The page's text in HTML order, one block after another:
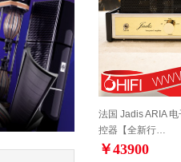
法国 Jadis ARIA
控器【全新行…
￥43900